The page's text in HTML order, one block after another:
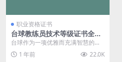
职业资格证书
台球教练员技术等级证书全攻
略：报考条件、培训内容及职
台球作为一项优雅而充满智慧的运
动，吸引了无数爱好者。在这背
后，台球教练员扮演着重...
1 年前 22.0K